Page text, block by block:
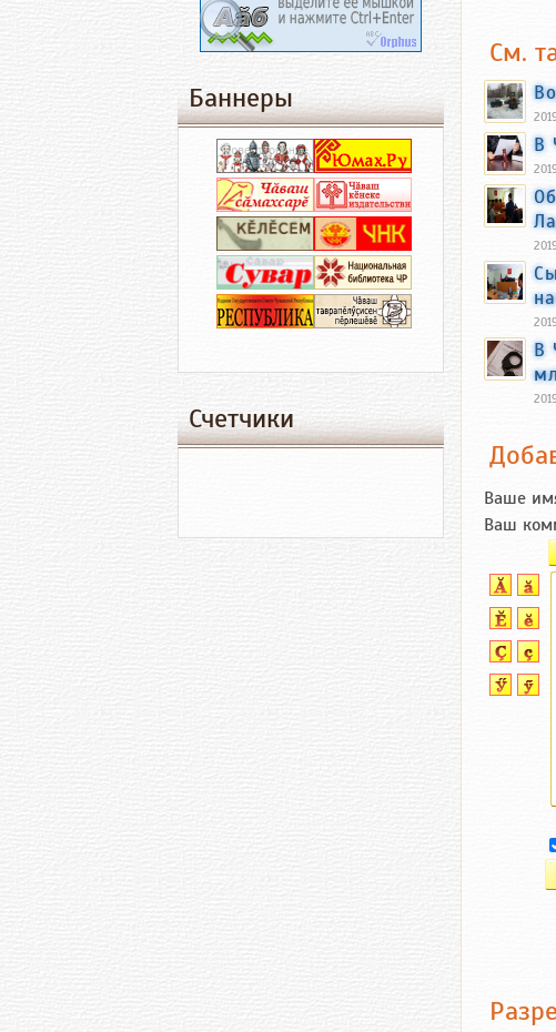
См.
В
В
Ваше
Ваш
Баннеры
Счетчики